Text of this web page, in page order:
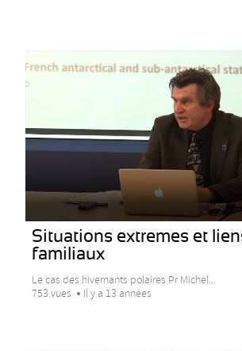
Situations extremes et
familiaux
Le cas des hivernants polaires Pr Michel...
753 vues
Il y a 13 années